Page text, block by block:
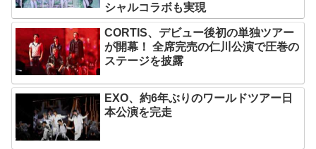
シャルコラボも実現
CORTIS、デビュー後初の単独ツアー
が開幕！ 全席完売の仁川公演で圧巻の
ステージを披露
EXO、約6年ぶりのワールドツアー日
本公演を完走